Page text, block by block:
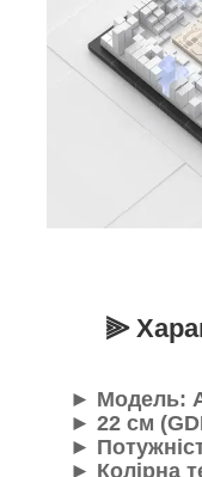
⫸
► Модель:
► 22 см (
►
► Колірна